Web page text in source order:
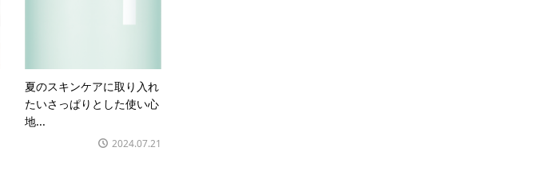
夏のスキンケアに取り入れ
たいさっぱりとした使い心
地...
2024.07.21